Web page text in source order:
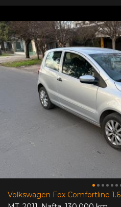
Volkswagen Fox Comfortline 1.6